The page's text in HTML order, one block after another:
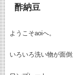
酢納豆
ようこそaoiへ。
いろいろ洗い物が面倒